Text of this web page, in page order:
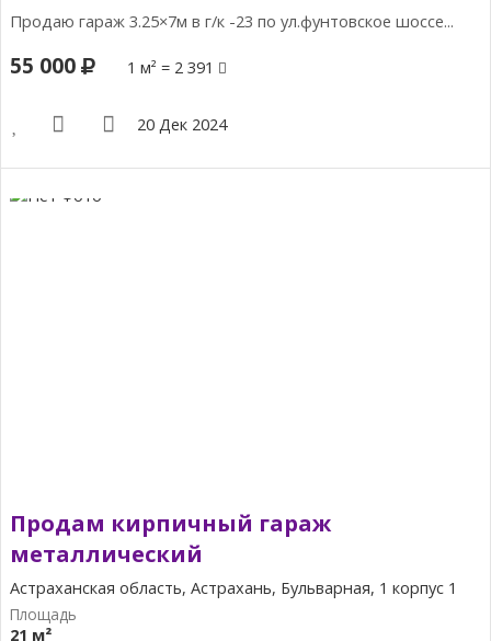
Продаю гараж 3.25×7м в г/к -23 по ул.фунтовское шоссе...
55 000 1 м² = 2 391
20 Дек 2024
Продам кирпичный гараж
металлический
Астраханская область, Астрахань, Бульварная, 1 корпус 1
21 м²